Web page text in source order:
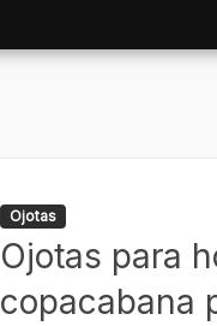
Ojotas
Ojotas para
copacabana